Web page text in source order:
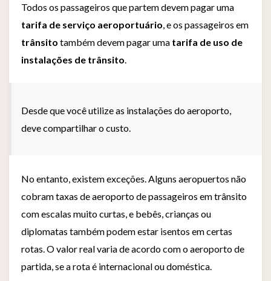
Todos os passageiros que partem devem pagar uma
tarifa de serviço aeroportuário , e os passageiros em
trânsito também devem pagar uma tarifa de uso de
instalações de trânsito
Desde que você utilize as instalações do aeroporto,
deve compartilhar o custo.
No entanto, existem exceções. Alguns aeropuertos não
cobram taxas de aeroporto de passageiros em trânsito
com escalas muito curtas, e bebês, crianças ou
diplomatas também podem estar isentos em certas
rotas. O valor real varia de acordo com o aeroporto de
partida, se a rota é internacional ou doméstica.